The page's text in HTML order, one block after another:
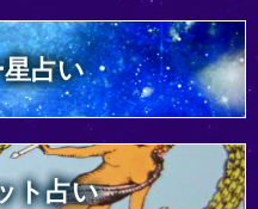
占い
ト占い